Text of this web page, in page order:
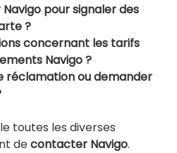
pour signaler des
?
concernant les tarifs
Navigo ?
réclamation ou demander
toutes les diverses
decontacter Navigo.